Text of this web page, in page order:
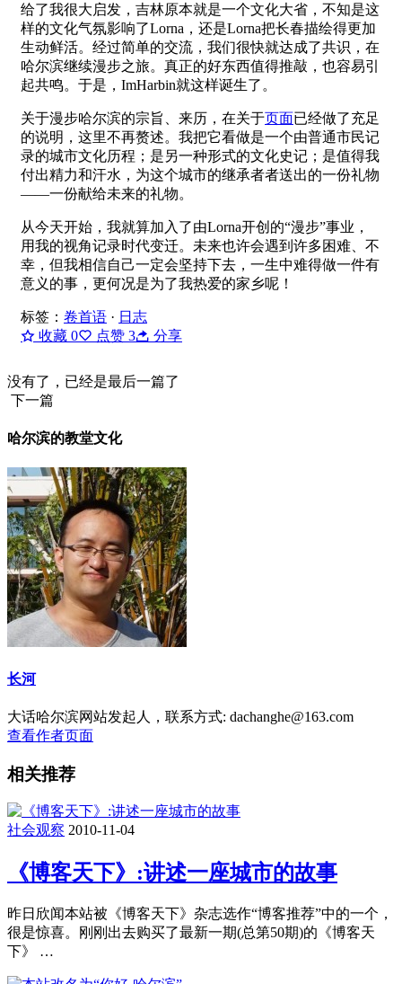
给了我很大启发，吉林原本就是一个文化大省，不知是这
样的文化气氛影响了Lorna，还是Lorna把长春描绘得更加
生动鲜活。经过简单的交流，我们很快就达成了共识，在
哈尔滨继续漫步之旅。真正的好东西值得推敲，也容易引
起共鸣。于是，ImHarbin就这样诞生了。
关于漫步哈尔滨的宗旨、来历，在关于页面已经做了充足
的说明，这里不再赘述。我把它看做是一个由普通市民记
录的城市文化历程；是另一种形式的文化史记；是值得我
付出精力和汗水，为这个城市的继承者者送出的一份礼物
——一份献给未来的礼物。
从今天开始，我就算加入了由Lorna开创的“漫步”事业，
用我的视角记录时代变迁。未来也许会遇到许多困难、不
幸，但我相信自己一定会坚持下去，一生中难得做一件有
意义的事，更何况是为了我热爱的家乡呢！
标签： 卷首语 · 日志
收藏 0 点赞 3 分享
没有了，已经是最后一篇了
下一篇
哈尔滨的教堂文化
长河
大话哈尔滨网站发起人，联系方式: dachanghe@163.com
查看作者页面
相关推荐
社会观察 2010-11-04
《博客天下》:讲述一座城市的故事
昨日欣闻本站被《博客天下》杂志选作“博客推荐”中的一个，
很是惊喜。刚刚出去购买了最新一期(总第50期)的《博客天
下》 …